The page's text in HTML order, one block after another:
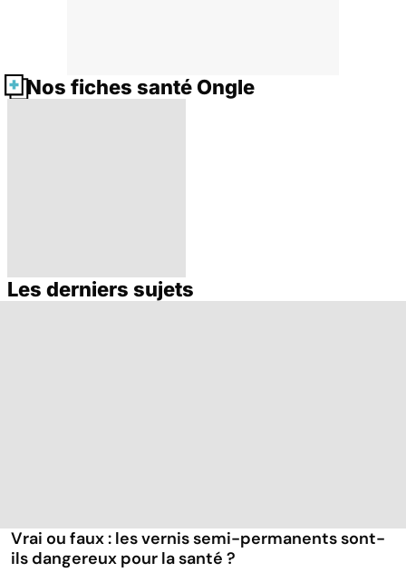
Nos fiches santé Ongle
Ongles : quand
Les derniers sujets
Vrai ou faux : les vernis semi-permanents sont-
ils dangereux pour la santé ?